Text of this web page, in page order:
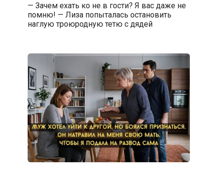
— Зачем ехать ко не в гости? Я вас даже не
помню! — Лиза попыталась остановить
наглую троюродную тетю с дядей